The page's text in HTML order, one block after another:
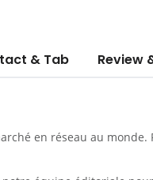
& Tab Review
en réseau au monde.